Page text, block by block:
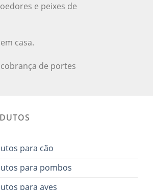
e peixes de
casa.
de portes
para cão
para pombos
para aves